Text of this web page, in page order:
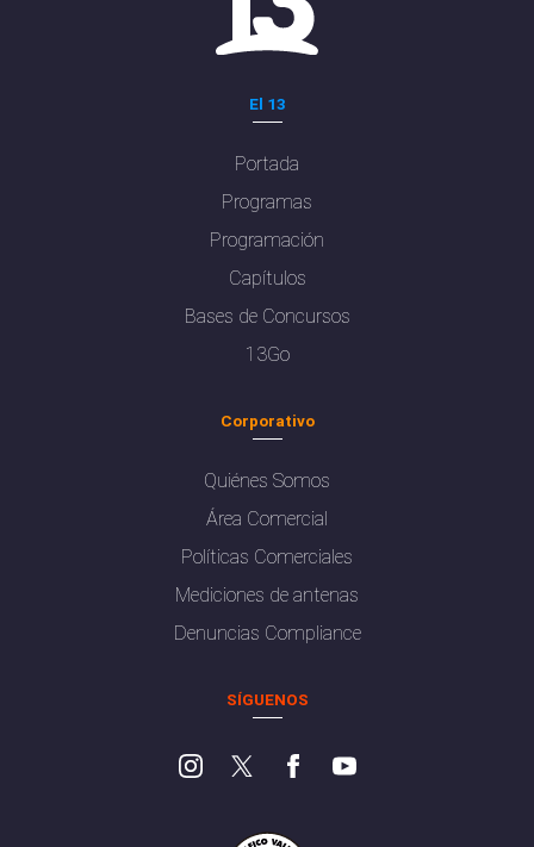
El 13
Portada
Programas
Programación
Capítulos
Bases de Concursos
13Go
Corporativo
Quiénes Somos
Área Comercial
Políticas Comerciales
Mediciones de antenas
Denuncias Compliance
SÍGUENOS